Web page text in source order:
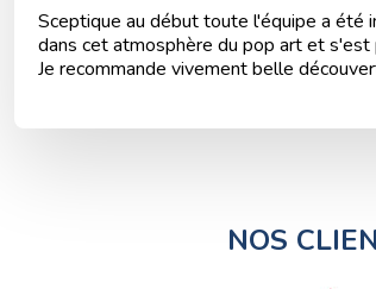
Sceptique au début toute l'équipe a été
dans cet atmosphère du pop art et s'est
Je recommande vivement belle
NOS